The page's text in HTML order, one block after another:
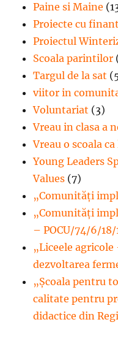
Paine si Maine
Proiecte cu
Proiectul
Scoala parintilor
Targul de la sat
viitor in
Voluntariat (3)
Vreau in clasa a
Vreau o scoala
Young Leaders
Values (7)
„Comunități
„Comunități
– POCU/74/6/18/
„Liceele
dezvoltarea
„Școala pentru
calitate pentru
didactice din